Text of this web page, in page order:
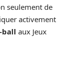
seulement de
activement
ball aux Jeux